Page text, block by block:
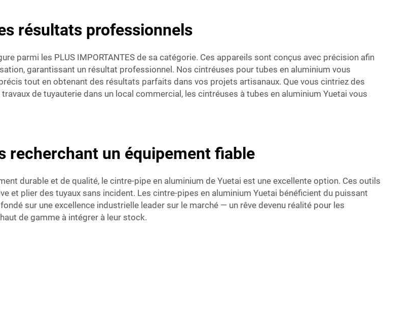
résultats professionnels
parmi les PLUS IMPORTANTES de sa catégorie. Ces appareils sont conçus avec précision afin
garantissant un résultat professionnel. Nos cintréuses pour tubes en aluminium vous
tout en obtenant des résultats parfaits dans vos projets artisanaux. Que vous cintriez des
de tuyauterie dans un local commercial, les cintréuses à tubes en aluminium Yuetai vous
recherchant un équipement fiable
durable et de qualité, le cintre-pipe en aluminium de Yuetai est une excellente option. Ces outils
et plier des tuyaux sans incident. Les cintre-pipes en aluminium Yuetai bénéficient du puissant
sur une excellence industrielle leader sur le marché — un rêve devenu réalité pour les
de gamme à intégrer à leur stock.